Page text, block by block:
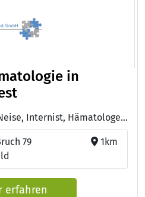
in
Ärzte: Dr. med. Michael Neise, Internist, Hämatologe und internistischer Onkologe - Dr. med. André Lollert, Internist, Hämatologe und internistischer Onkologe - Dr. med. Susan Wehle-Ilka, Internistin, Hämatologin und internistische Onkologin, Zusatzbezeichnung Palliativmedizin
79
1km
erfahren